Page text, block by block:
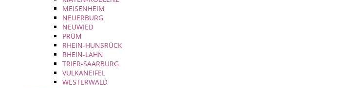
MEISENHEIM
NEUERBURG
NEUWIED
PRÜM
RHEIN-HUNSRÜCK
RHEIN-LAHN
TRIER-SAARBURG
VULKANEIFEL
WESTERWALD